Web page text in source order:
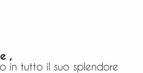
,
in tutto il suo splendore